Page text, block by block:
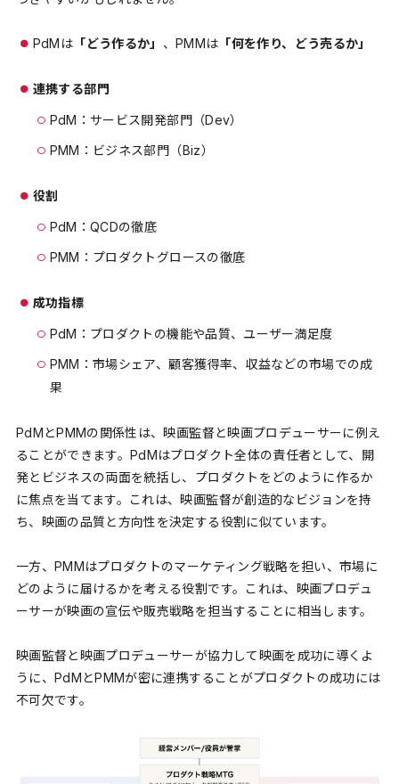
PdMは 「どう作るか」 、PMMは 「何を作り、どう売るか」
連携する部門
PdM：サービス開発部門（Dev）
PMM：ビジネス部門（Biz）
役割
PdM：QCDの徹底
PMM：プロダクトグロースの徹底
成功指標
PdM：プロダクトの機能や品質、ユーザー満足度
PMM：市場シェア、顧客獲得率、収益などの市場での成
果
PdMとPMMの関係性は、映画監督と映画プロデューサーに例え
ることができます。PdMはプロダクト全体の責任者として、開
発とビジネスの両面を統括し、プロダクトをどのように作るか
に焦点を当てます。これは、映画監督が創造的なビジョンを持
ち、映画の品質と方向性を決定する役割に似ています。
一方、PMMはプロダクトのマーケティング戦略を担い、市場に
どのように届けるかを考える役割です。これは、映画プロデュ
ーサーが映画の宣伝や販売戦略を担当することに相当します。
映画監督と映画プロデューサーが協力して映画を成功に導くよ
うに、PdMとPMMが密に連携することがプロダクトの成功には
不可欠です。